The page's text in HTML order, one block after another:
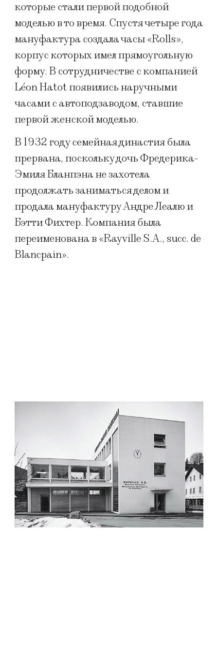
которые стали первой подобной
моделью в то время. Спустя четыре года
мануфактура создала часы «Rolls»,
корпус которых имел прямоугольную
форму. В сотрудничестве с компанией
Léon Hatot появились наручными
часами с автоподзаводом, ставшие
первой женской моделью.
В 1932 году семейная династия была
прервана, поскольку дочь Фредерика-
Эмиля Бланпэна не захотела
продолжать заниматься делом и
продала мануфактуру Андре Леалю и
Бэтти Фихтер. Компания была
переименована в «Rayville S.A., succ. de
Blancpain».